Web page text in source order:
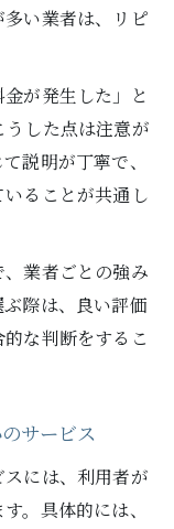
い業者は、リピ
が発生した」と
した点は注意が
説明が丁寧で、
ることが共通し
業者ごとの強み
際は、良い評価
な判断をするこ
サービス
には、利用者が
。具体的には、